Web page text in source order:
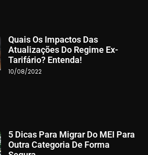
Quais Os Impactos Das
Atualizações Do Regime Ex-
Tarifário? Entenda!
10/08/2022
5 Dicas Para Migrar Do MEI Para
Outra Categoria De Forma